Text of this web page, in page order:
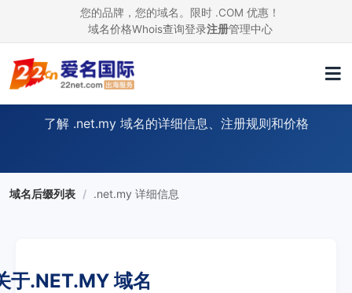
您的品牌，您的域名。限时 .COM 优惠！
域名价格Whois查询登录注册管理中心
.NET.MY 域名信息
了解 .net.my 域名的详细信息、注册规则和价格
域名后缀列表 / .net.my 详细信息
于.NET.MY 域名